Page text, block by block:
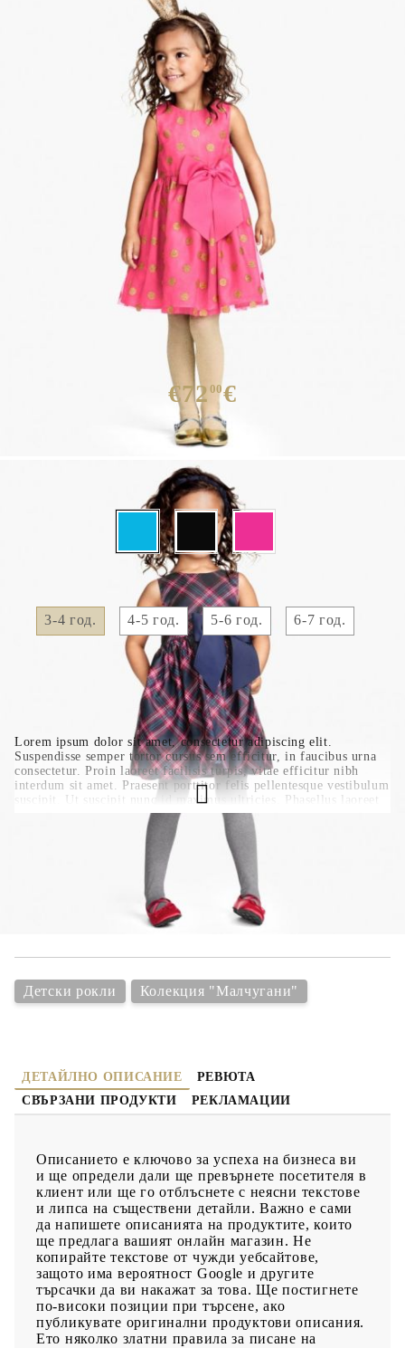
Детска рокля с разноцветни
десени
€72 00€
Няма наличност
Lorem ipsum dolor sit amet, consectetur adipiscing elit.
Suspendisse semper tortor cursus sem efficitur, in faucibus urna
consectetur. Proin laoreet facilisis turpis, vitae efficitur nibh
interdum sit amet. Praesent porttitor felis pellentesque vestibulum
suscipit. Ut suscipit nunc id maximus ultricies. Phasellus laoreet
vestibulum aliquet. Etiam sagittis ultricies tortor, congue
convallis nulla efficitur nec. Mauris et volutpat ante.
Размер Детски дрехи:
3-4 год. 4-5 год. 5-6 год. 6-7 год.
Оцени продукта
Детски рокли Колекция "Малчугани"
ДЕТАЙЛНО ОПИСАНИЕ
РЕВЮТА
СВЪРЗАНИ ПРОДУКТИ
РЕКЛАМАЦИИ
Описанието е ключово за успеха на бизнеса ви
и ще определи дали ще превърнете посетителя в
клиент или ще го отблъснете с неясни текстове
и липса на съществени детайли. Важно е сами
да напишете описанията на продуктите, които
ще предлага вашият онлайн магазин. Не
копирайте текстове от чужди уебсайтове,
защото има вероятност Google и другите
търсачки да ви накажат за това. Ще постигнете
по-високи позиции при търсене, ако
публикувате оригинални продуктови описания.
Ето няколко златни правила за писане на